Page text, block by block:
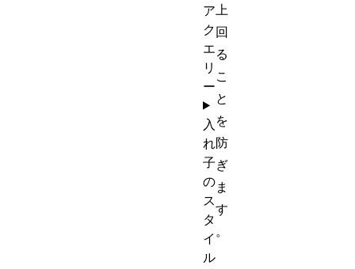
上
回
る
こ
と
を
防
ぎ
ま
す
。
ア
ク
エ
リ
ー
入
れ
子
の
ス
タ
イ
ル